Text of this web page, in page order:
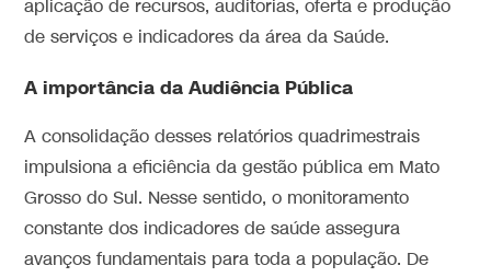
aplicação de recursos, auditorias, oferta e produção
de serviços e indicadores da área da Saúde.
A importância da Audiência Pública
A consolidação desses relatórios quadrimestrais
impulsiona a eficiência da gestão pública em Mato
Grosso do Sul. Nesse sentido, o monitoramento
constante dos indicadores de saúde assegura
avanços fundamentais para toda a população. De